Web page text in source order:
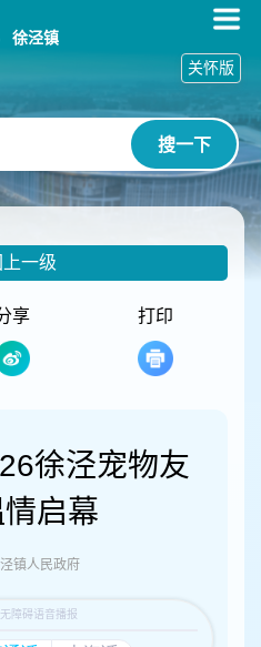
徐泾镇
搜一下
关怀版
一级
享 打印
徐泾宠物友
启幕
镇人民政府